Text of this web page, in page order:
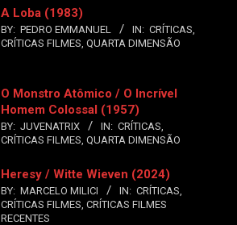
A Loba (1983)
BY: PEDRO EMMANUEL IN: CRÍTICAS,
CRÍTICAS FILMES, QUARTA DIMENSÃO
O Monstro Atômico / O Incrível
Homem Colossal (1957)
BY: JUVENATRIX IN: CRÍTICAS,
CRÍTICAS FILMES, QUARTA DIMENSÃO
Heresy / Witte Wieven (2024)
BY: MARCELO MILICI IN: CRÍTICAS,
CRÍTICAS FILMES, CRÍTICAS FILMES
RECENTES